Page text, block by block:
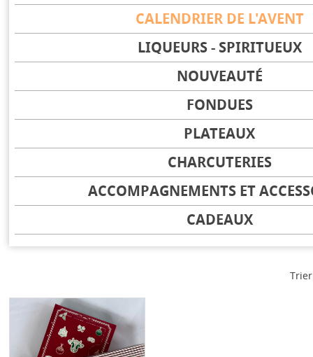
CALENDRIER DE L'AVENT
LIQUEURS - SPIRITUEUX
NOUVEAUTÉ
FONDUES
PLATEAUX
CHARCUTERIES
ACCOMPAGNEMENTS ET
CADEAUX